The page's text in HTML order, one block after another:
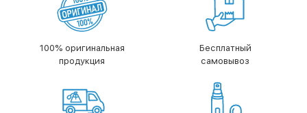
100% оригинальная
продукция
Бесплатный
самовывоз